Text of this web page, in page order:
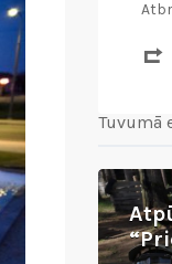
Tuvumā